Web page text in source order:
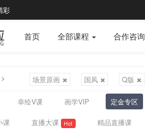
彩
首页 全部课程 合作咨询
场景原画 国风 Q版
幸绘V课 画学VIP 定金专区
课 直播大课 Hot 精品直播课